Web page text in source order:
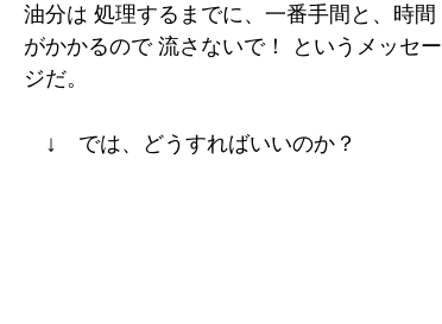
油分は 処理するまでに、一番手間と、時間
がかかるので 流さないで！ というメッセー
ジだ。
↓ では、どうすればいいのか？